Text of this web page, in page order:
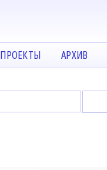
ПРОЕКТЫ АРХИВ